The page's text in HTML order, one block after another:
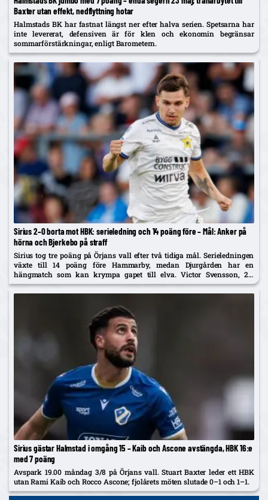
Baxter utan effekt, nedflyttning hotar
Halmstads BK har fastnat längst ner efter halva serien. Spetsarna har
inte levererat, defensiven är för klen och ekonomin begränsar
sommarförstärkningar, enligt Barometern.
Sirius 2–0 borta mot HBK: serieledning och 14 poäng före – Mål: Anker på
hörna och Bjerkebo på straff
Sirius tog tre poäng på Örjans vall efter två tidiga mål. Serieledningen
växte till 14 poäng före Hammarby, medan Djurgården har en
hängmatch som kan krympa gapet till elva. Victor Svensson, 20,
startade centralt i Melker Heiers frånvaro.
Sirius gästar Halmstad i omgång 15 – Kaib och Ascone avstängda, HBK 16:e
med 7 poäng
Avspark 19.00 måndag 3/8 på Örjans vall. Stuart Baxter leder ett HBK
utan Rami Kaib och Rocco Ascone; fjolårets möten slutade 0–1 och 1–1.